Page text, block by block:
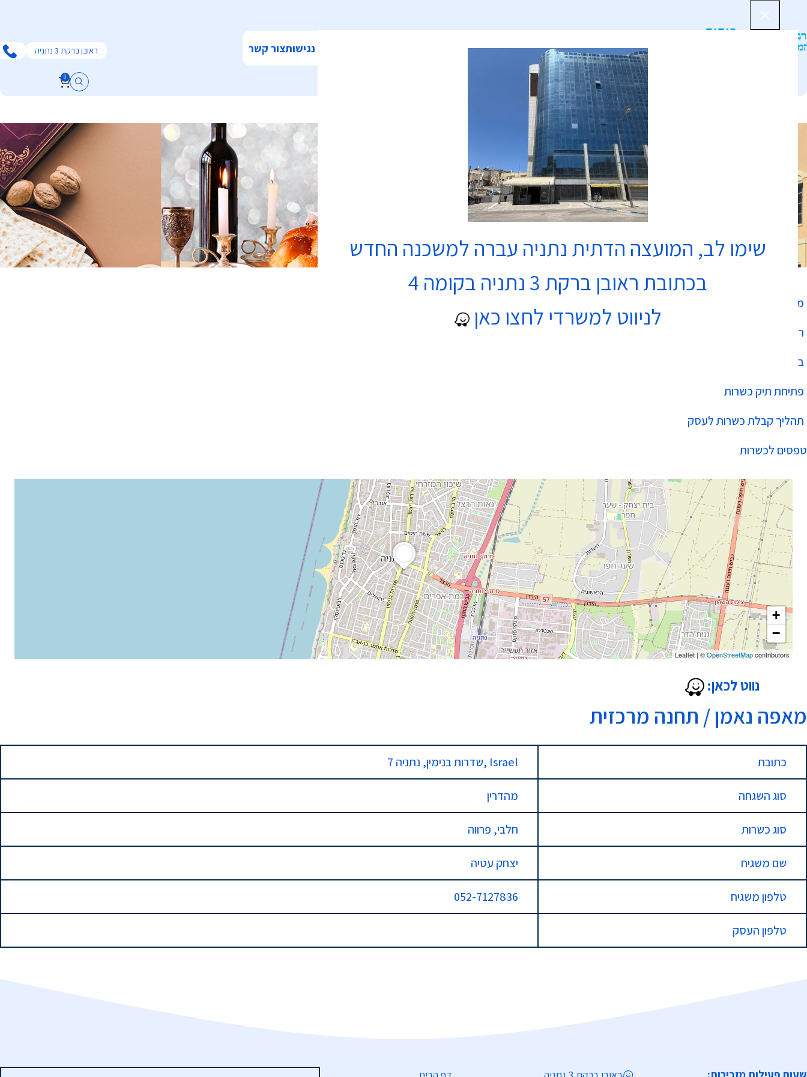
שימו לב, המועצה הדתית נתניה עברה למשכנה החדש
בכתובת ראובן ברקת 3 נתניה בקומה 4
לניווט למשרדי לחצו כאן
דף הביתאודות המועצה הצהרת נגישותצור קשר ראובן ברקת 3 נתניה
0
כשרות
מחלקת כשרות
רשימת עסקים כשרים
בהידור הכשרות
פתיחת תיק כשרות
תהליך קבלת כשרות לעסק
טפסים לכשרות
+
−
Leaflet |©OpenStreetMapcontributors
נווט לכאן:
מאפה נאמן / תחנה מרכזית
כתובת 7 שדרות בנימין, נתניה, Israel
סוג השגחה מהדרין
סוג כשרות חלבי, פרווה
שם משגיח יצחק עטיה
טלפון משגיח 052-7127836
טלפון העסק